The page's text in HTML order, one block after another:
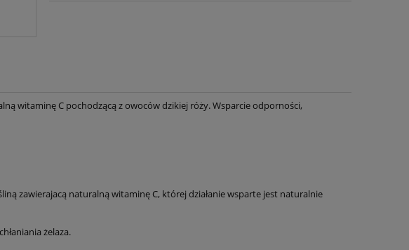
witaminę C pochodzącą z owoców dzikiej róży. Wsparcie odporności,
zawierajacą naturalną witaminę C, której działanie wsparte jest naturalnie
żelaza.